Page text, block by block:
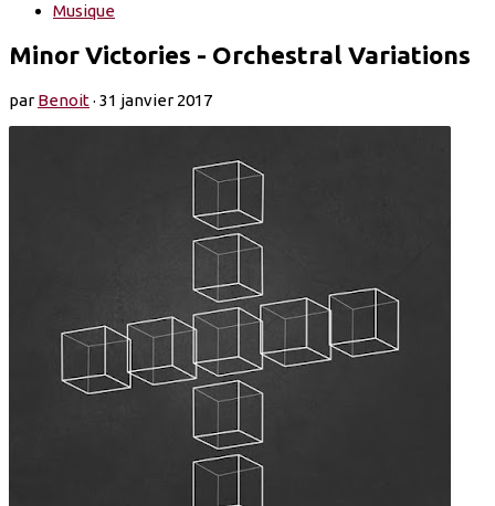
Musique
Minor Victories - Orchestral Variations
parBenoit· 31 janvier 2017